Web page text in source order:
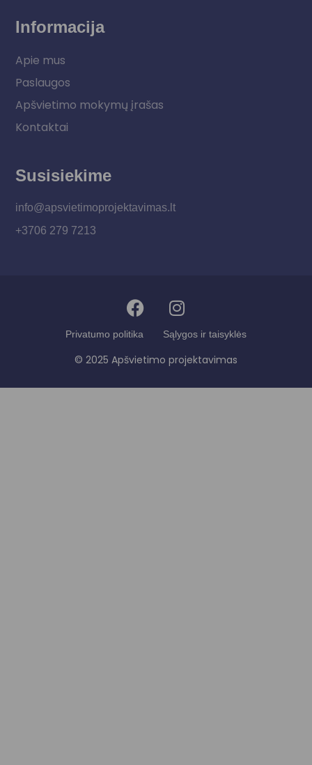
Informacija
Apie mus
Paslaugos
Apšvietimo mokymų įrašas
Kontaktai
Susisiekime
info@apsvietimoprojektavimas.lt
+3706 279 7213
Privatumo politika Sąlygos ir taisyklės
© 2025 Apšvietimo projektavimas